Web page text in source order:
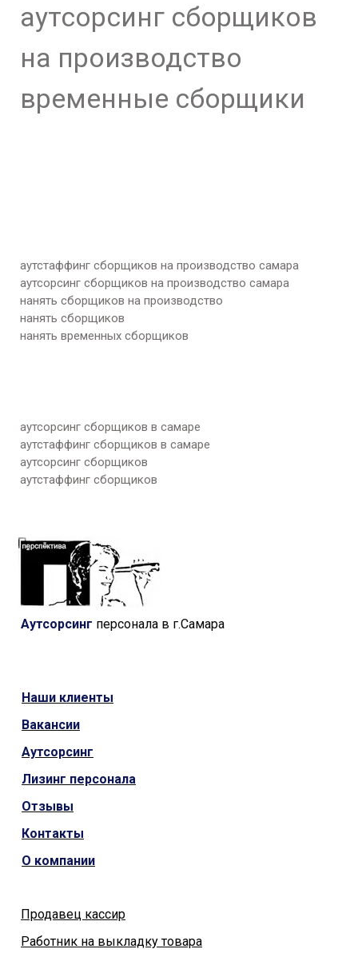
аутсорсинг сборщиков
на производство
временные сборщики
аутстаффинг сборщиков на производство самара
аутсорсинг сборщиков на производство самара
нанять сборщиков на производство
нанять сборщиков
нанять временных сборщиков
аутсорсинг сборщиков в самаре
аутстаффинг сборщиков в самаре
аутсорсинг сборщиков
аутстаффинг сборщиков
Работник на выкладку товара
Продавец кассир
О компании
Контакты
Отзывы
Лизинг персонала
Аутсорсинг
Вакансии
Наши клиенты
Аутсорсинг персонала в г.Самара